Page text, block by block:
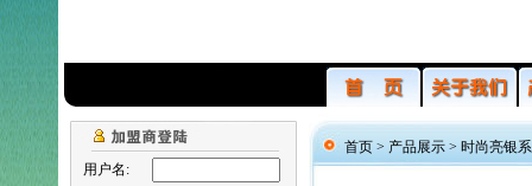
用户名:
首页 > 产品展示> 时尚亮银